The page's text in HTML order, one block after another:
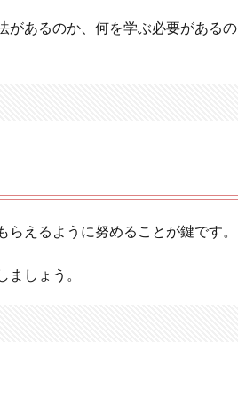
があるのか、何を学ぶ必要があるの
えるように努めることが鍵です。
しょう。